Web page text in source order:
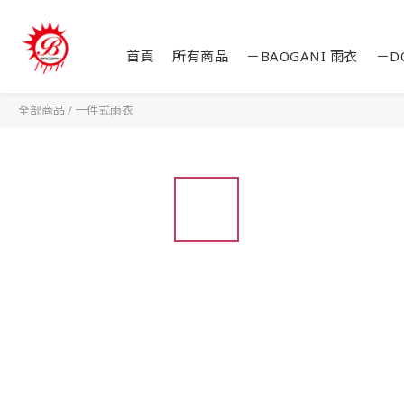
首頁 所有商品 －BAOGANI 雨衣 －
全部商品 / 一件式雨衣